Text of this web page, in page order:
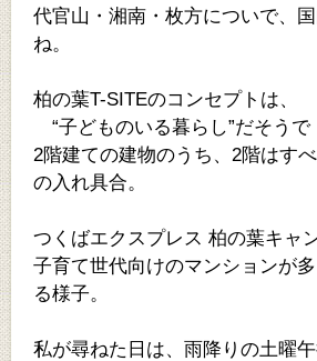
代官山・湘南・枚方についで、
ね。
柏の葉T-SITEのコンセプトは、
“子どものいる暮らし”だそう
2階建ての建物のうち、2階はす
の入れ具合。
つくばエクスプレス 柏の葉キャ
子育て世代向けのマンションが
る様子。
私が尋ねた日は、雨降りの土曜